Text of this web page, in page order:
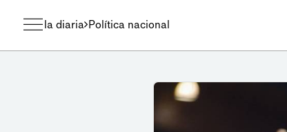
la diaria Política nacional